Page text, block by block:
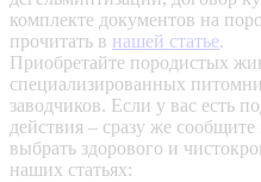
комплекте документов на
прочитать в нашей статье.
Приобретайте породистых
специализированных
заводчиков. Если у вас есть
действия – сразу же сообщите
выбрать здорового и
наших статьях: